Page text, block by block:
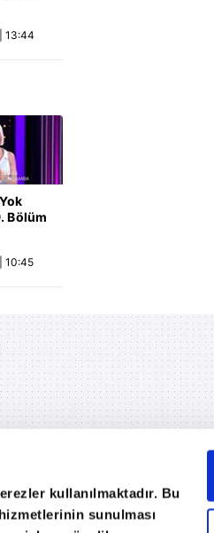
kullanılmaktadır. Bu
sunulması
| Video
13:44
Bölüm
| Video
10:45